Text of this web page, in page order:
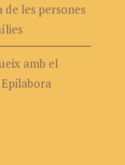
les persones
amb el